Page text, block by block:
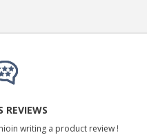
REVIEWS
writing a product review !